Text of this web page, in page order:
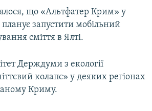
що «Альтфатер Крим» у
планує запустити мобільний
сміття в Ялті.
Держдуми з екології
колапс» у деяких регіонах
Криму.